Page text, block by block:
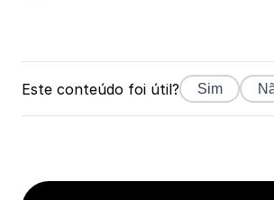
Este conteúdo foi útil? Sim